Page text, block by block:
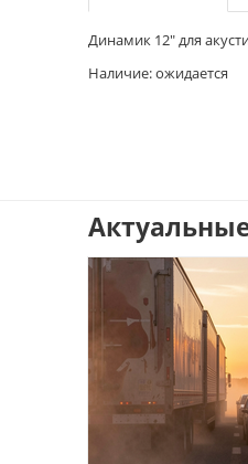
Динамик 12" для
Наличие: ожидается